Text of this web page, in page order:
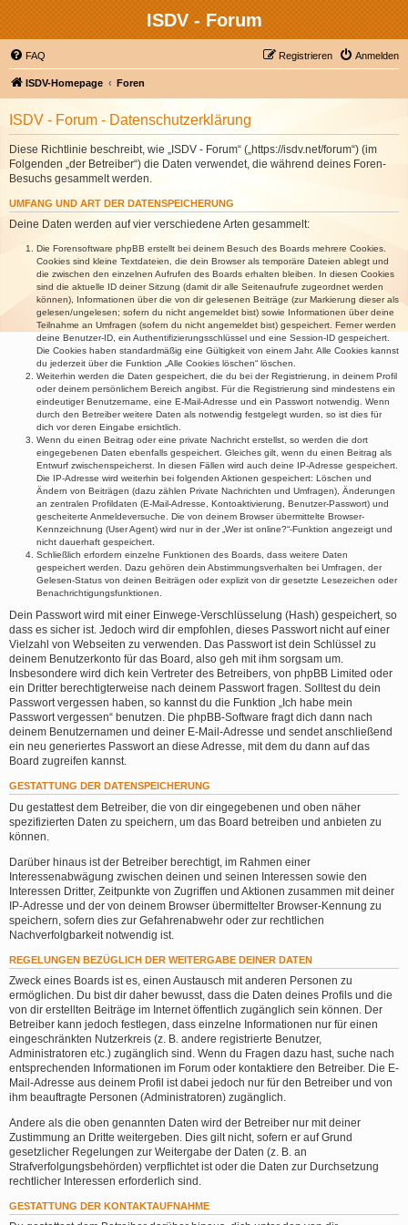
ISDV - Forum
FAQ Anmelden
Registrieren
ISDV-Homepage Foren
ISDV - Forum - Datenschutzerklärung
Diese Richtlinie beschreibt, wie „ISDV - Forum“ („https://isdv.net/forum“) (im
Folgenden „der Betreiber“) die Daten verwendet, die während deines Foren-
Besuchs gesammelt werden.
UMFANG UND ART DER DATENSPEICHERUNG
Deine Daten werden auf vier verschiedene Arten gesammelt:
Die Forensoftware phpBB erstellt bei deinem Besuch des Boards mehrere Cookies.
Cookies sind kleine Textdateien, die dein Browser als temporäre Dateien ablegt und
die zwischen den einzelnen Aufrufen des Boards erhalten bleiben. In diesen Cookies
sind die aktuelle ID deiner Sitzung (damit dir alle Seitenaufrufe zugeordnet werden
können), Informationen über die von dir gelesenen Beiträge (zur Markierung dieser als
gelesen/ungelesen; sofern du nicht angemeldet bist) sowie Informationen über deine
Teilnahme an Umfragen (sofern du nicht angemeldet bist) gespeichert. Ferner werden
deine Benutzer-ID, ein Authentifizierungsschlüssel und eine Session-ID gespeichert.
Die Cookies haben standardmäßig eine Gültigkeit von einem Jahr. Alle Cookies kannst
du jederzeit über die Funktion „Alle Cookies löschen“ löschen.
Weiterhin werden die Daten gespeichert, die du bei der Registrierung, in deinem Profil
oder deinem persönlichem Bereich angibst. Für die Registrierung sind mindestens ein
eindeutiger Benutzername, eine E-Mail-Adresse und ein Passwort notwendig. Wenn
durch den Betreiber weitere Daten als notwendig festgelegt wurden, so ist dies für
dich vor deren Eingabe ersichtlich.
Wenn du einen Beitrag oder eine private Nachricht erstellst, so werden die dort
eingegebenen Daten ebenfalls gespeichert. Gleiches gilt, wenn du einen Beitrag als
Entwurf zwischenspeicherst. In diesen Fällen wird auch deine IP-Adresse gespeichert.
Die IP-Adresse wird weiterhin bei folgenden Aktionen gespeichert: Löschen und
Ändern von Beiträgen (dazu zählen Private Nachrichten und Umfragen), Änderungen
an zentralen Profildaten (E-Mail-Adresse, Kontoaktivierung, Benutzer-Passwort) und
gescheiterte Anmeldeversuche. Die von deinem Browser übermittelte Browser-
Kennzeichnung (User Agent) wird nur in der „Wer ist online?“-Funktion angezeigt und
nicht dauerhaft gespeichert.
Schließlich erfordern einzelne Funktionen des Boards, dass weitere Daten
gespeichert werden. Dazu gehören dein Abstimmungsverhalten bei Umfragen, der
Gelesen-Status von deinen Beiträgen oder explizit von dir gesetzte Lesezeichen oder
Benachrichtigungsfunktionen.
Dein Passwort wird mit einer Einwege-Verschlüsselung (Hash) gespeichert, so
dass es sicher ist. Jedoch wird dir empfohlen, dieses Passwort nicht auf einer
Vielzahl von Webseiten zu verwenden. Das Passwort ist dein Schlüssel zu
deinem Benutzerkonto für das Board, also geh mit ihm sorgsam um.
Insbesondere wird dich kein Vertreter des Betreibers, von phpBB Limited oder
ein Dritter berechtigterweise nach deinem Passwort fragen. Solltest du dein
Passwort vergessen haben, so kannst du die Funktion „Ich habe mein
Passwort vergessen“ benutzen. Die phpBB-Software fragt dich dann nach
deinem Benutzernamen und deiner E-Mail-Adresse und sendet anschließend
ein neu generiertes Passwort an diese Adresse, mit dem du dann auf das
Board zugreifen kannst.
GESTATTUNG DER DATENSPEICHERUNG
Du gestattest dem Betreiber, die von dir eingegebenen und oben näher
spezifizierten Daten zu speichern, um das Board betreiben und anbieten zu
können.
Darüber hinaus ist der Betreiber berechtigt, im Rahmen einer
Interessenabwägung zwischen deinen und seinen Interessen sowie den
Interessen Dritter, Zeitpunkte von Zugriffen und Aktionen zusammen mit deiner
IP-Adresse und der von deinem Browser übermittelter Browser-Kennung zu
speichern, sofern dies zur Gefahrenabwehr oder zur rechtlichen
Nachverfolgbarkeit notwendig ist.
REGELUNGEN BEZÜGLICH DER WEITERGABE DEINER DATEN
Zweck eines Boards ist es, einen Austausch mit anderen Personen zu
ermöglichen. Du bist dir daher bewusst, dass die Daten deines Profils und die
von dir erstellten Beiträge im Internet öffentlich zugänglich sein können. Der
Betreiber kann jedoch festlegen, dass einzelne Informationen nur für einen
eingeschränkten Nutzerkreis (z. B. andere registrierte Benutzer,
Administratoren etc.) zugänglich sind. Wenn du Fragen dazu hast, suche nach
entsprechenden Informationen im Forum oder kontaktiere den Betreiber. Die E-
Mail-Adresse aus deinem Profil ist dabei jedoch nur für den Betreiber und von
ihm beauftragte Personen (Administratoren) zugänglich.
Andere als die oben genannten Daten wird der Betreiber nur mit deiner
Zustimmung an Dritte weitergeben. Dies gilt nicht, sofern er auf Grund
gesetzlicher Regelungen zur Weitergabe der Daten (z. B. an
Strafverfolgungsbehörden) verpflichtet ist oder die Daten zur Durchsetzung
rechtlicher Interessen erforderlich sind.
GESTATTUNG DER KONTAKTAUFNAHME